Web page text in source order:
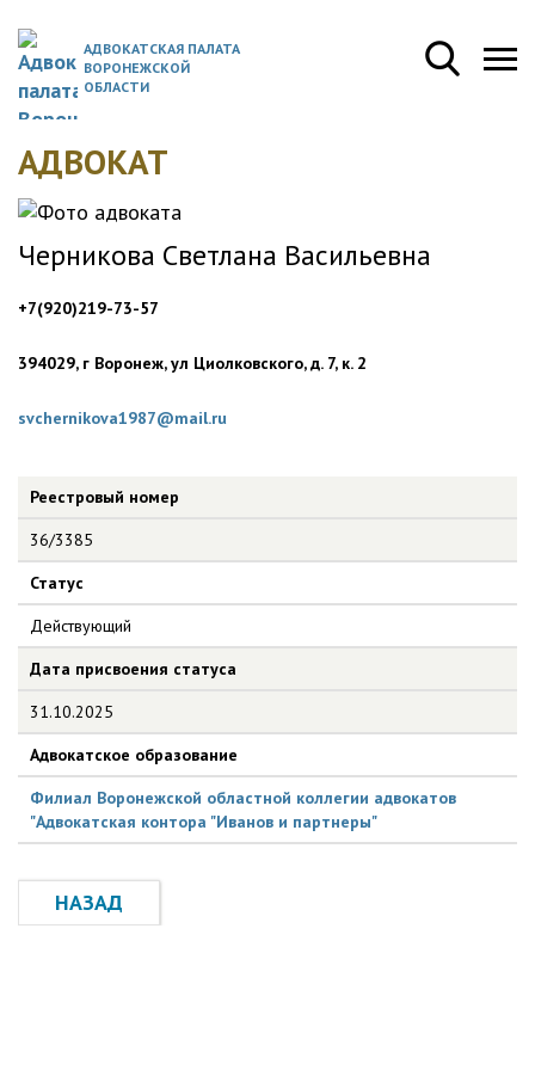
АДВОКАТСКАЯ ПАЛАТА
ВОРОНЕЖСКОЙ
ОБЛАСТИ
АДВОКАТ
Черникова Светлана Васильевна
+7(920)219-73-57
394029, г Воронеж, ул Циолковского, д. 7, к. 2
svchernikova1987@mail.ru
Реестровый номер
36/3385
Статус
Действующий
Дата присвоения статуса
31.10.2025
Адвокатское образование
Филиал Воронежской областной коллегии адвокатов
"Адвокатская контора "Иванов и партнеры"
НАЗАД